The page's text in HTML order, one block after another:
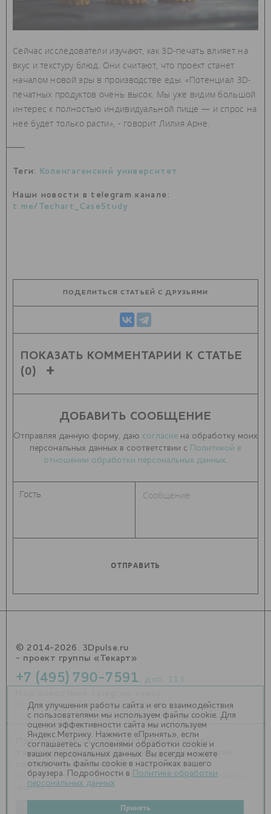
Сейчас исследователи изучают, как 3D-печать влияет на
вкус и текстуру блюд. Они считают, что проект станет
началом новой эры в производстве еды. «Потенциал 3D-
печатных продуктов очень высок. Мы уже видим большой
интерес к полностью индивидуальной пище — и спрос на
нее будет только расти», - говорит Лилия Арне.
Теги: Копенгагенский университет
Наши новости в telegram канале:
t.me/Techart_CaseStudy
ПОДЕЛИТЬСЯ СТАТЬЕЙ С ДРУЗЬЯМИ
ПОКАЗАТЬ КОММЕНТАРИИ К СТАТЬЕ
(0)
ДОБАВИТЬ СООБЩЕНИЕ
Отправляя данную форму, даю согласие на обработку моих
персональных данных в соответствии с Политикой в
отношении обработки персональных данных
© 2014-2026. 3Dpulse.ru
- проект группы «Текарт»
+7 (495) 790-7591
https://t.me/Techart_CaseStudy
Приглашения на соответствующие нашей
тематике мероприятия, пресс-релизы и другие
сообщения ждем наinfo@3dpulse.ru .
Политика в отношении обработки персональных
данных
Для улучшения работы сайта и его взаимодействия
с пользователями мы используем файлы cookie. Для
оценки эффективности сайта мы используем
Яндекс.Метрику. Нажмите «Принять», если
соглашаетесь с условиями обработки cookie и
ваших персональных данных. Вы всегда можете
отключить файлы cookie в настройках вашего
браузера. Подробности в
Политике обработки
персональных данных
Принять